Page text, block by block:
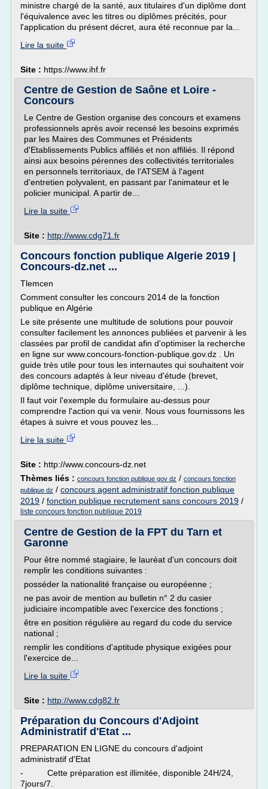
ministre chargé de la santé, aux titulaires d'un diplôme dont
l'équivalence avec les titres ou diplômes précités, pour
l'application du présent décret, aura été reconnue par la...
Lire la suite
Site : https://www.ihf.fr
Centre de Gestion de Saône et Loire -
Concours
Le Centre de Gestion organise des concours et examens
professionnels après avoir recensé les besoins exprimés
par les Maires des Communes et Présidents
d'Etablissements Publics affiliés et non affiliés. Il répond
ainsi aux besoins pérennes des collectivités territoriales
en personnels territoriaux, de l'ATSEM à l'agent
d'entretien polyvalent, en passant par l'animateur et le
policier municipal. A partir de...
Lire la suite
Site : http://www.cdg71.fr
Concours fonction publique Algerie 2019 |
Concours-dz.net ...
Tlemcen
Comment consulter les concours 2014 de la fonction
publique en Algérie
Le site présente une multitude de solutions pour pouvoir
consulter facilement les annonces publiées et parvenir à les
classées par profil de candidat afin d'optimiser la recherche
en ligne sur www.concours-fonction-publique.gov.dz . Un
guide très utile pour tous les internautes qui souhaitent voir
des concours adaptés à leur niveau d'étude (brevet,
diplôme technique, diplôme universitaire, ...).
Il faut voir l'exemple du formulaire au-dessus pour
comprendre l'action qui va venir. Nous vous fournissons les
étapes à suivre et vous pouvez les...
Lire la suite
Site : http://www.concours-dz.net
Thèmes liés : concours fonction publique gov dz / concours fonction
publique dz / concours agent administratif fonction publique
2019 / fonction publique recrutement sans concours 2019 /
liste concours fonction publique 2019
Centre de Gestion de la FPT du Tarn et
Garonne
Pour être nommé stagiaire, le lauréat d'un concours doit
remplir les conditions suivantes :
posséder la nationalité française ou européenne ;
ne pas avoir de mention au bulletin n° 2 du casier
judiciaire incompatible avec l'exercice des fonctions ;
être en position régulière au regard du code du service
national ;
remplir les conditions d'aptitude physique exigées pour
l'exercice de...
Lire la suite
Site : http://www.cdg82.fr
Préparation du Concours d'Adjoint
Administratif d'Etat ...
PREPARATION EN LIGNE du concours d'adjoint
administratif d'Etat
- Cette préparation est illimitée, disponible 24H/24,
7jours/7.